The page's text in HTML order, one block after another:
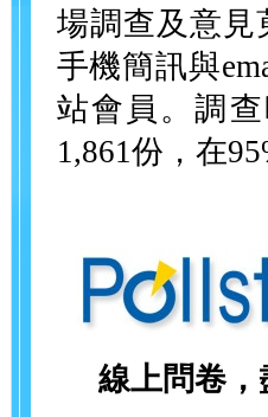
場調查及意見
手機簡訊與
站會員。調
1,861份，在
線上問卷，